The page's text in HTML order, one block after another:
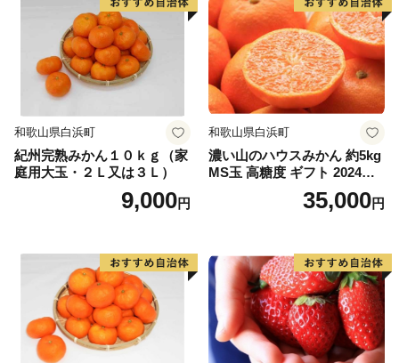
【重要】「令和8年熊本地震」の影響による返礼品配送
遅延のお知らせ
2026年7月28日に発生しました「令和8年熊本地震」に
より被災された皆様に、心よりお見舞い申し上げます。
一日も早い復旧と、皆様の安全を心よりお祈りいたしま
現在、熊本県一部地域への配送が停止、および九州全域
への配送に遅延が生じております。
物流網の復旧状況を確認しつつ、準備が整い次第順次返
礼品発送の手配を進めております。
お届けまで今しばらくお時間をいただけますよう、何卒
和歌山県白浜町
紀州完熟みかん１０ｋｇ（家
庭用大玉・２Ｌ又は３Ｌ）
9,000円
和歌山県白浜町
濃い山のハウスみかん 約5kg
MS玉 高糖度 ギフト 2024年7
35,000円